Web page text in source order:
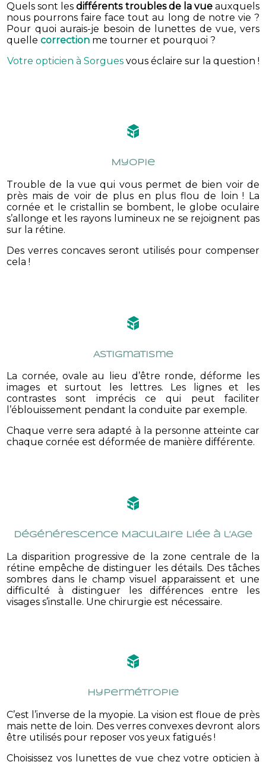
Quels sont lesdifférents troubles de la vueauxquels
nous pourrons faire face tout au long de notre vie ?
Pour quoi aurais-je besoin de lunettes de vue, vers
quellecorrection me tourner et pourquoi ?
Votre opticien à Sorguesvous éclaire sur la question !
Myopie
Trouble de la vue qui vous permet de bien voir de
près mais de voir de plus en plus flou de loin ! La
cornée et le cristallin se bombent, le globe oculaire
s’allonge et les rayons lumineux ne se rejoignent pas
sur la rétine.
Des verres concaves seront utilisés pour compenser
cela !
Astigmatisme
La cornée, ovale au lieu d’être ronde, déforme les
images et surtout les lettres. Les lignes et les
contrastes sont imprécis ce qui peut faciliter
l’éblouissement pendant la conduite par exemple.
Chaque verre sera adapté à la personne atteinte car
chaque cornée est déformée de manière différente.
Dégénérescence Maculaire Liée à l’Age
La disparition progressive de la zone centrale de la
rétine empêche de distinguer les détails. Des tâches
sombres dans le champ visuel apparaissent et une
difficulté à distinguer les différences entre les
visages s’installe. Une chirurgie est nécessaire.
Hypermétropie
C’est l’inverse de la myopie. La vision est floue de près
mais nette de loin. Des verres convexes devront alors
être utilisés pour reposer vos yeux fatigués !
Choisissez vos lunettes de vue chez votre opticien à